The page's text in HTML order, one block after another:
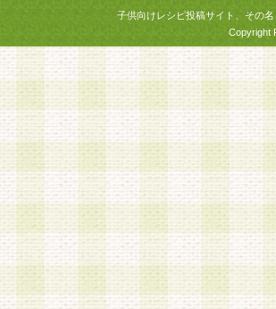
子供向けレシピ投稿サイト、その
Copyright